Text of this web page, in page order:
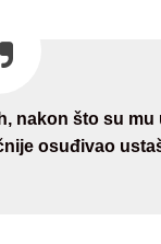
nakon što su
osuđivao